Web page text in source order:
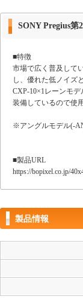
SONY Pregius第
■特徴
市場で広く普及して
し、優れた低ノイズ
CXP-10×1レーンモ
装備しているので使
※アングルモデル(-
■製品URL
https://bopixel.co.jp/
製品情報